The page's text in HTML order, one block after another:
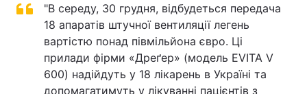
"В середу, 30 грудня, відбудеться передача
18 апаратів штучної вентиляції легень
вартістю понад півмільйона євро. Ці
прилади фірми «Дреґер» (модель EVITA V
600) надійдуть у 18 лікарень в Україні та
допомагатимуть у лікуванні пацієнтів з